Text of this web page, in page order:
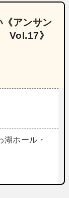
アンサン
Vol.17》
湖ホール・